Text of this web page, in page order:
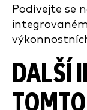
Podívejte se
DALŠÍ